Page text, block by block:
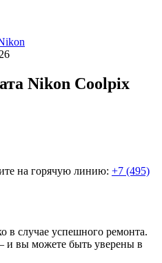
Nikon Coolpix
на горячую линию: +7 (495)
в случае успешного ремонта.
вы можете быть уверены в